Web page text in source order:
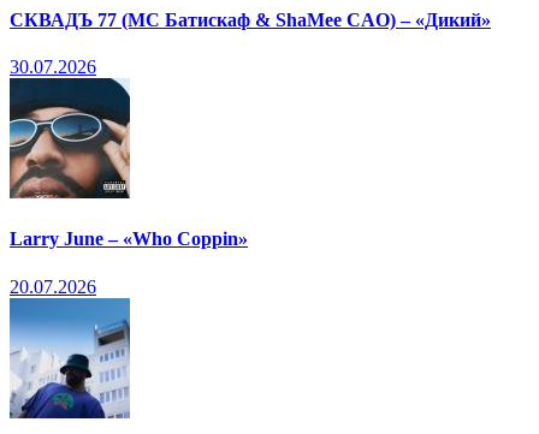
СКВАДЪ 77 (МС Батискаф & ShaMee CAO) – «Дикий»
30.07.2026
Larry June – «Who Coppin»
20.07.2026